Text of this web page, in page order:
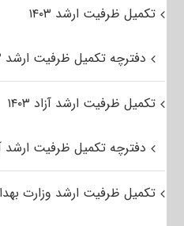
تکمیل ظرفیت ارشد ۱۴۰۳
دفترچه تکمیل ظرفیت ارشد ۱۴۰۲
تکمیل ظرفیت ارشد آزاد ۱۴۰۳
دفترچه تکمیل ظرفیت ارشد آزاد
تکمیل ظرفیت ارشد وزارت